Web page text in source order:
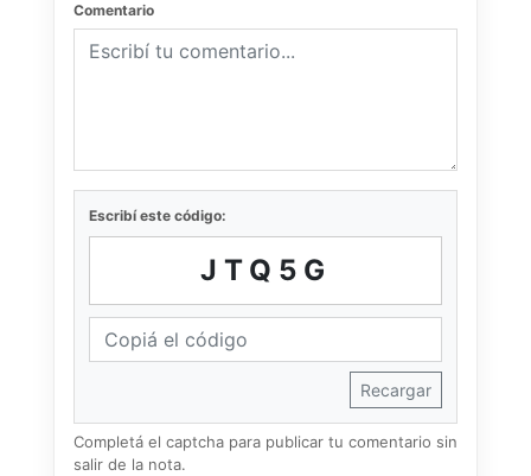
Comentario
Escribí este código:
JTQ5G
Recargar
Completá el captcha para publicar tu comentario sin
salir de la nota.